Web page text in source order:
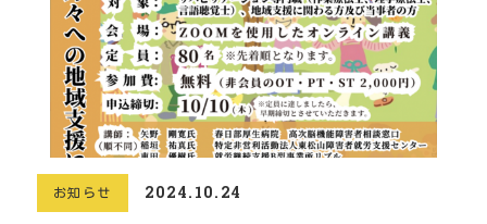
お知らせ 2024.10.24